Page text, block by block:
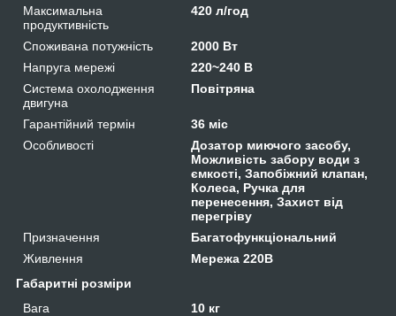
Максимальна
продуктивність
420 л/год
Споживана потужність
2000 Вт
Напруга мережі
220~240 В
Система охолодження
двигуна
Повітряна
Гарантійний термін
36 міс
Особливості
Дозатор миючого засобу,
Можливість забору води з
ємкості, Запобіжний клапан,
Колеса, Ручка для
перенесення, Захист від
перегріву
Призначення
Багатофункціональний
Живлення
Мережа 220В
Габаритні розміри
Вага
10 кг